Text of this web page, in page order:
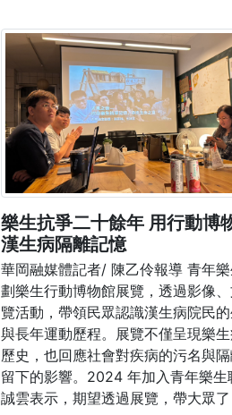
樂生抗爭二十餘年 用行動博
漢生病隔離記憶
華岡融媒體記者/ 陳乙伶報導 青年
劃樂生行動博物館展覽，透過影像
覽活動，帶領民眾認識漢生病院民
與長年運動歷程。展覽不僅呈現樂
歷史，也回應社會對疾病的污名與
留下的影響。2024 年加入青年樂生
誠雲表示，期望透過展覽，帶大眾了